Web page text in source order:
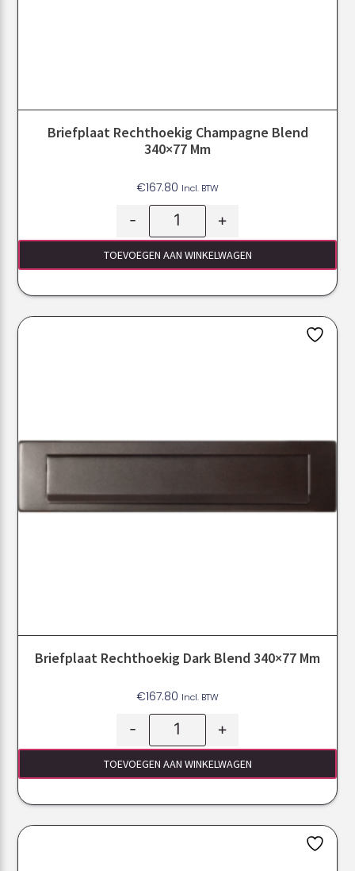
Briefplaat Rechthoekig Champagne Blend
340×77 Mm
€167.80 Incl. BTW
- +
TOEVOEGEN AAN WINKELWAGEN
Briefplaat Rechthoekig Dark Blend 340×77 Mm
€167.80 Incl. BTW
- +
TOEVOEGEN AAN WINKELWAGEN